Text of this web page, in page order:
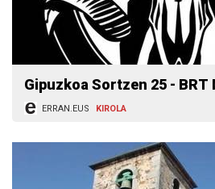
Gipuzkoa Sortzen 25 -
ERRAN.EUS KIROLA